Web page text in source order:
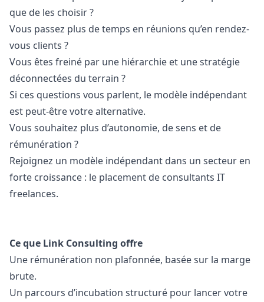
que de les choisir ?
Vous passez plus de temps en réunions qu’en rendez-
vous clients ?
Vous êtes freiné par une hiérarchie et une stratégie
déconnectées du terrain ?
Si ces questions vous parlent, le modèle indépendant
est peut-être votre alternative.
Vous souhaitez plus d’autonomie, de sens et de
rémunération ?
Rejoignez un modèle indépendant dans un secteur en
forte croissance : le placement de consultants IT
freelances.
Ce que Link Consulting offre
Une rémunération non plafonnée, basée sur la marge
brute.
Un parcours d’incubation structuré pour lancer votre